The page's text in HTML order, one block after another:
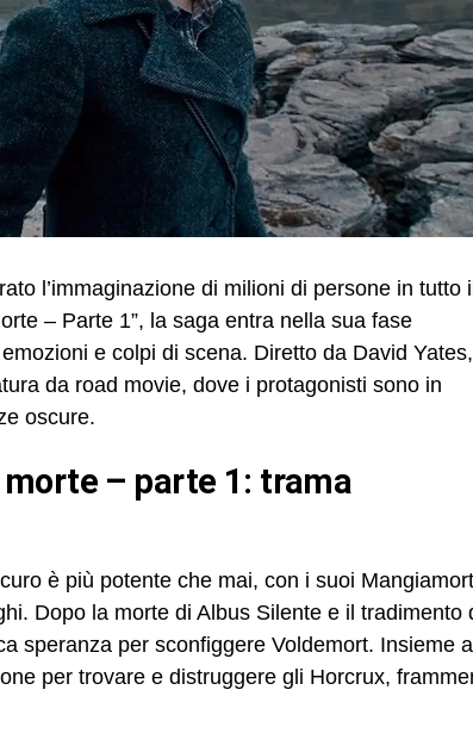
l’immaginazione di milioni di persone in tutto il
– Parte 1”, la saga entra nella sua fase
e colpi di scena. Diretto da David Yates,
da road movie, dove i protagonisti sono in
oscure.
è più potente che mai, con i suoi
Dopo la morte di Albus Silente e il tradimento
speranza per sconfiggere Voldemort. Insieme a
per trovare e distruggere gli Horcrux,